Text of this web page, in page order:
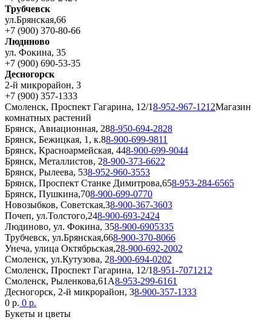
Трубчевск
ул.Брянская,66
+7 (900) 370-80-66
Людиново
ул. Фокина, 35
+7 (900) 690-53-35
Десногорск
2-й микрорайон, 3
+7 (900) 357-1333
Смоленск, Проспект Гагарина, 12/18-952-967-1212Магазин
комнатных растений
Брянск, Авиационная, 288-950-694-2828
Брянск, Бежицкая, 1, к.88-900-699-9811
Брянск, Красноармейская, 448-900-699-9044
Брянск, Металлистов, 28-900-373-6622
Брянск, Рылеева, 538-952-960-3553
Брянск, Проспект Станке Димитрова,658-953-284-6565
Брянск, Пушкина,708-900-699-0770
Новозыбков, Советская,38-900-367-3603
Почеп, ул.Толстого,248-900-693-2424
Людиново, ул. Фокина, 358-900-6905335
Трубчевск, ул.Брянская,668-900-370-8066
Унеча, улица Октябрьская,28-900-692-2002
Смоленск, ул.Кутузова, 28-900-694-0202
Смоленск, Проспект Гагарина, 12/18-951-7071212
Смоленск, Рыленкова,61А8-953-299-6161
Десногорск, 2-й микрорайон, 38-900-357-1333
0 р. 0 р.
Букеты и цветы